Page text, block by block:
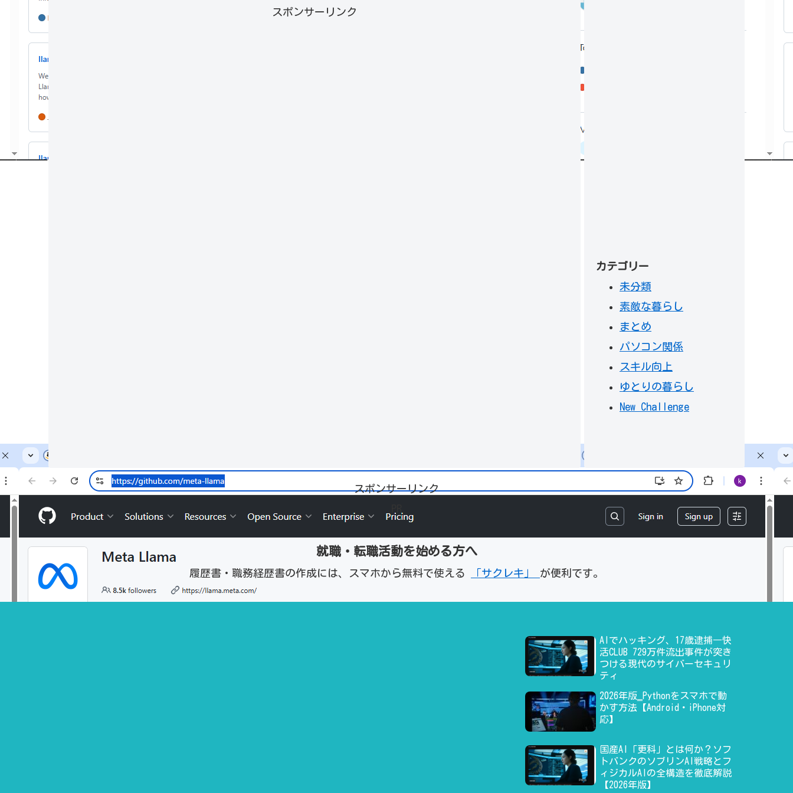
スポンサーリンク
カテゴリー
未分類
素敵な暮らし
まとめ
パソコン関係
スキル向上
ゆとりの暮らし
New Challenge
スポンサーリンク
就職・転職活動を始める方へ
履歴書・職務経歴書の作成には、スマホから無料で使える 「サクレキ」 が便利です。
AIでハッキング、17歳逮捕―快
活CLUB 729万件流出事件が突き
つける現代のサイバーセキュリ
ティ
2026年版‗Pythonをスマホで動
かす方法【Android・iPhone対
応】
国産AI「更科」とは何か？ソフ
トバンクのソブリンAI戦略とフ
ィジカルAIの全構造を徹底解説
【2026年版】